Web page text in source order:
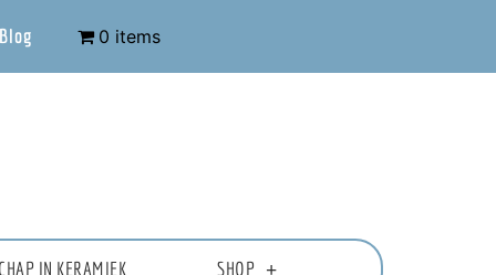
0 items
IN KERAMIEK SHOP